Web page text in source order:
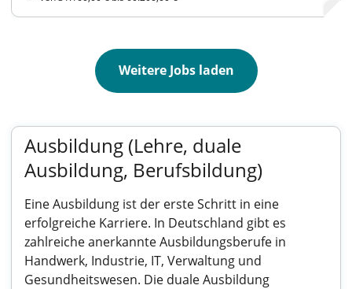
Weitere Jobs laden
Ausbildung (Lehre, duale
Ausbildung, Berufsbildung)
Eine Ausbildung ist der erste Schritt in eine
erfolgreiche Karriere. In Deutschland gibt es
zahlreiche anerkannte Ausbildungsberufe in
Handwerk, Industrie, IT, Verwaltung und
Gesundheitswesen. Die duale Ausbildung